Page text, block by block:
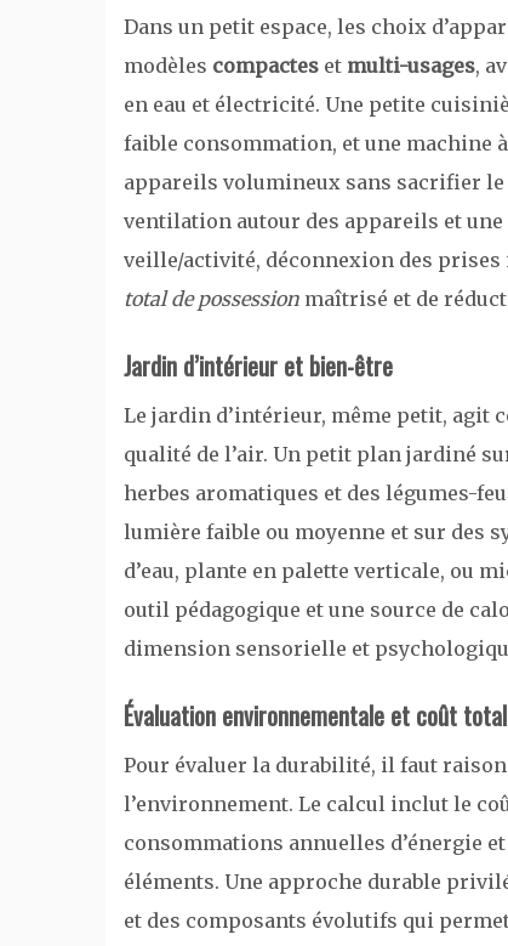
Dans un petit espace, les choix
modèles compactes et multi-usages,
en eau et électricité. Une petite
faible consommation, et une machine
appareils volumineux sans sacrifier
ventilation autour des appareils et
veille/activité, déconnexion des prises
total de possession maîtrisé et de
Jardin d’intérieur et bien-être
Le jardin d’intérieur, même petit, agit
qualité de l’air. Un petit plan jardiné
herbes aromatiques et des légumes-
lumière faible ou moyenne et sur des
d’eau, plante en palette verticale, ou
outil pédagogique et une source de
dimension sensorielle et
Évaluation environnementale et coût total
Pour évaluer la durabilité, il faut
l’environnement. Le calcul inclut le
consommations annuelles d’énergie
éléments. Une approche durable
et des composants évolutifs qui